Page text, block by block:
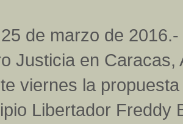
de marzo de
Justicia en Caracas,
viernes la
Libertador Freddy